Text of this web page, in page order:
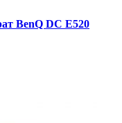
BenQ DC E520